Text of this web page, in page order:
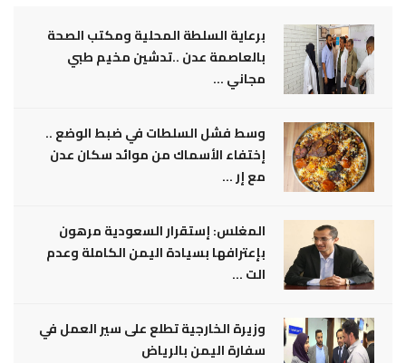
برعاية السلطة المحلية ومكتب الصحة
بالعاصمة عدن ..تدشين مخيم طبي
مجاني ...
وسط فشل السلطات في ضبط الوضع ..
إختفاء الأسماك من موائد سكان عدن
مع إر ...
المغلس: إستقرار السعودية مرهون
بإعترافها بسيادة اليمن الكاملة وعدم
الت ...
وزيرة الخارجية تطلع على سير العمل في
سفارة اليمن بالرياض